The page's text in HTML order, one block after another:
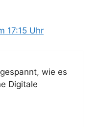
17:15 Uhr
wie es
Digitale